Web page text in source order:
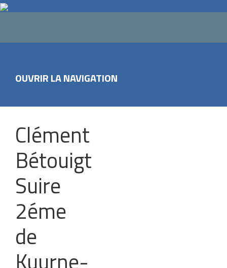
OUVRIR LA NAVIGATION
Clément
Bétouigt
Suire
2éme
de
Kuurne-